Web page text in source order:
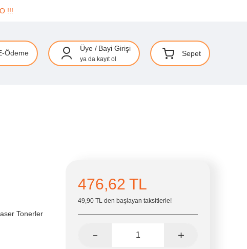
!!!
Ödeme
Üye / Bayi Girişi
ya da kayıt ol
Sepet
Tonerler
476,62 TL
49,90 TL den başlayan taksitlerle!